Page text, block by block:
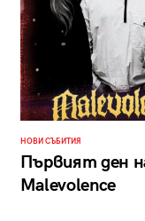
НОВИ СЪБИТИЯ
Първият ден
Malevolence